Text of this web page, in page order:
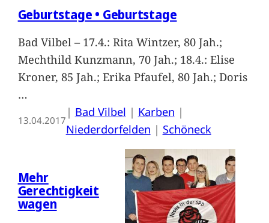
Geburtstage • Geburtstage
Bad Vilbel – 17.4.: Rita Wintzer, 80 Jah.;
Mechthild Kunzmann, 70 Jah.; 18.4.: Elise
Kroner, 85 Jah.; Erika Pfaufel, 80 Jah.; Doris
…
13.04.2017
| Bad Vilbel | Karben
Niederdorfelden | Schöneck
Mehr
Gerechtigkeit
wagen